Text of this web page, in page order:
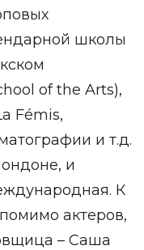
школы
of the Arts),
Fémis,
и т.д.
и
К
актеров,
– Саша